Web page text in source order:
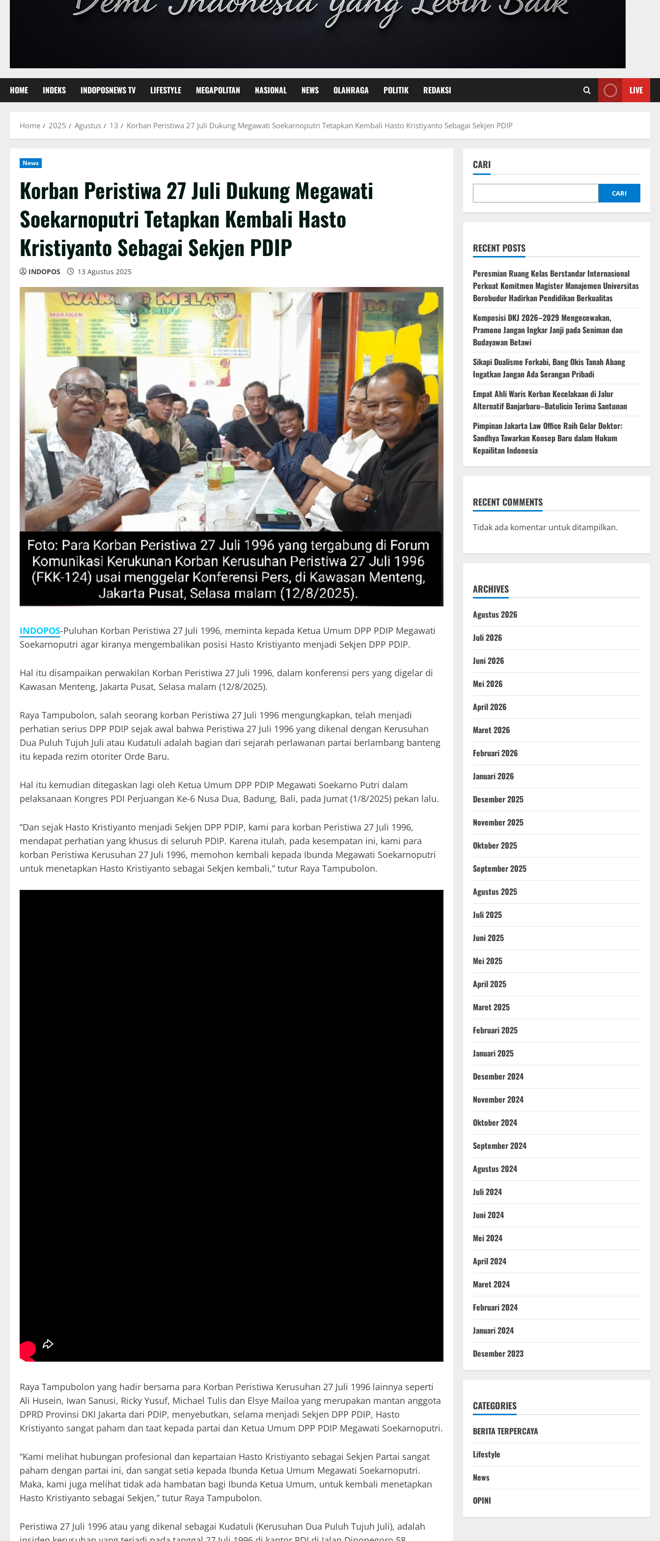
HOME INDEKS INDOPOSNEWS TV LIFESTYLE MEGAPOLITAN NASIONAL NEWS OLAHRAGA POLITIK REDAKSI LIVE
Home 2025 Agustus 13 Korban Peristiwa 27 Juli Dukung Megawati Soekarnoputri Tetapkan Kembali Hasto Kristiyanto Sebagai Sekjen PDIP
News
Korban Peristiwa 27 Juli Dukung Megawati
Soekarnoputri Tetapkan Kembali Hasto
Kristiyanto Sebagai Sekjen PDIP
INDOPOS 13 Agustus 2025
INDOPOS-Puluhan Korban Peristiwa 27 Juli 1996, meminta kepada Ketua Umum DPP PDIP Megawati
Soekarnoputri agar kiranya mengembalikan posisi Hasto Kristiyanto menjadi Sekjen DPP PDIP.
Hal itu disampaikan perwakilan Korban Peristiwa 27 Juli 1996, dalam konferensi pers yang digelar di
Kawasan Menteng, Jakarta Pusat, Selasa malam (12/8/2025).
Raya Tampubolon, salah seorang korban Peristiwa 27 Juli 1996 mengungkapkan, telah menjadi
perhatian serius DPP PDIP sejak awal bahwa Peristiwa 27 Juli 1996 yang dikenal dengan Kerusuhan
Dua Puluh Tujuh Juli atau Kudatuli adalah bagian dari sejarah perlawanan partai berlambang banteng
itu kepada rezim otoriter Orde Baru.
Hal itu kemudian ditegaskan lagi oleh Ketua Umum DPP PDIP Megawati Soekarno Putri dalam
pelaksanaan Kongres PDI Perjuangan Ke-6 Nusa Dua, Badung, Bali, pada Jumat (1/8/2025) pekan lalu.
“Dan sejak Hasto Kristiyanto menjadi Sekjen DPP PDIP, kami para korban Peristiwa 27 Juli 1996,
mendapat perhatian yang khusus di seluruh PDIP. Karena itulah, pada kesempatan ini, kami para
korban Peristiwa Kerusuhan 27 Juli 1996, memohon kembali kepada Ibunda Megawati Soekarnoputri
untuk menetapkan Hasto Kristiyanto sebagai Sekjen kembali,” tutur Raya Tampubolon.
Raya Tampubolon yang hadir bersama para Korban Peristiwa Kerusuhan 27 Juli 1996 lainnya seperti
Ali Husein, Iwan Sanusi, Ricky Yusuf, Michael Tulis dan Elsye Mailoa yang merupakan mantan anggota
DPRD Provinsi DKI Jakarta dari PDIP, menyebutkan, selama menjadi Sekjen DPP PDIP, Hasto
Kristiyanto sangat paham dan taat kepada partai dan Ketua Umum DPP PDIP Megawati Soekarnoputri.
“Kami melihat hubungan profesional dan kepartaian Hasto Kristiyanto sebagai Sekjen Partai sangat
paham dengan partai ini, dan sangat setia kepada Ibunda Ketua Umum Megawati Soekarnoputri.
Maka, kami juga melihat tidak ada hambatan bagi Ibunda Ketua Umum, untuk kembali menetapkan
Hasto Kristiyanto sebagai Sekjen,” tutur Raya Tampubolon.
Peristiwa 27 Juli 1996 atau yang dikenal sebagai Kudatuli (Kerusuhan Dua Puluh Tujuh Juli), adalah
CARI
CARI
RECENT POSTS
Peresmian Ruang Kelas Berstandar Internasional
Perkuat Komitmen Magister Manajemen Universitas
Borobudur Hadirkan Pendidikan Berkualitas
Komposisi DKJ 2026–2029 Mengecewakan,
Pramono Jangan Ingkar Janji pada Seniman dan
Budayawan Betawi
Sikapi Dualisme Forkabi, Bang Okis Tanah Abang
Ingatkan Jangan Ada Serangan Pribadi
Empat Ahli Waris Korban Kecelakaan di Jalur
Alternatif Banjarbaru–Batulicin Terima Santunan
Pimpinan Jakarta Law Office Raih Gelar Doktor:
Sandhya Tawarkan Konsep Baru dalam Hukum
Kepailitan Indonesia
RECENT COMMENTS
Tidak ada komentar untuk ditampilkan.
ARCHIVES
Agustus 2026
Juli 2026
Juni 2026
Mei 2026
April 2026
Maret 2026
Februari 2026
Januari 2026
Desember 2025
November 2025
Oktober 2025
September 2025
Agustus 2025
Juli 2025
Juni 2025
Mei 2025
April 2025
Maret 2025
Februari 2025
Januari 2025
Desember 2024
November 2024
Oktober 2024
September 2024
Agustus 2024
Juli 2024
Juni 2024
Mei 2024
April 2024
Maret 2024
Februari 2024
Januari 2024
Desember 2023
CATEGORIES
BERITA TERPERCAYA
Lifestyle
News
OPINI